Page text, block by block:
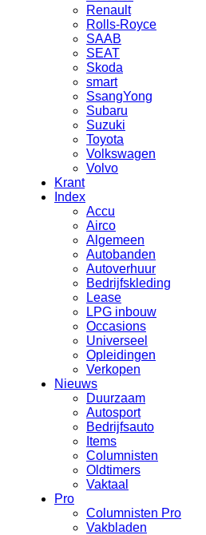
Renault
Rolls-Royce
SAAB
SEAT
Skoda
smart
SsangYong
Subaru
Suzuki
Toyota
Volkswagen
Volvo
Krant
Index
Accu
Airco
Algemeen
Autobanden
Autoverhuur
Bedrijfskleding
Lease
LPG inbouw
Occasions
Universeel
Opleidingen
Verkopen
Nieuws
Duurzaam
Autosport
Bedrijfsauto
Items
Columnisten
Oldtimers
Vaktaal
Pro
Columnisten Pro
Vakbladen